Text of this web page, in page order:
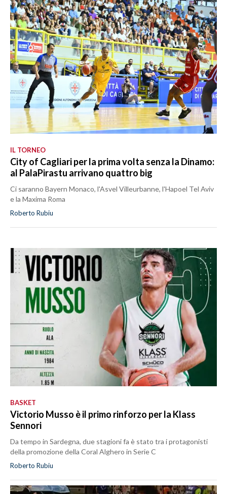
IL TORNEO
City of Cagliari per la prima volta senza la Dinamo:
al PalaPirastu arrivano quattro big
Ci saranno Bayern Monaco, l'Asvel Villeurbanne, l'Hapoel Tel Aviv
e la Maxima Roma
Roberto Rubiu
BASKET
Victorio Musso è il primo rinforzo per la Klass
Sennori
Da tempo in Sardegna, due stagioni fa è stato tra i protagonisti
della promozione della Coral Alghero in Serie C
Roberto Rubiu